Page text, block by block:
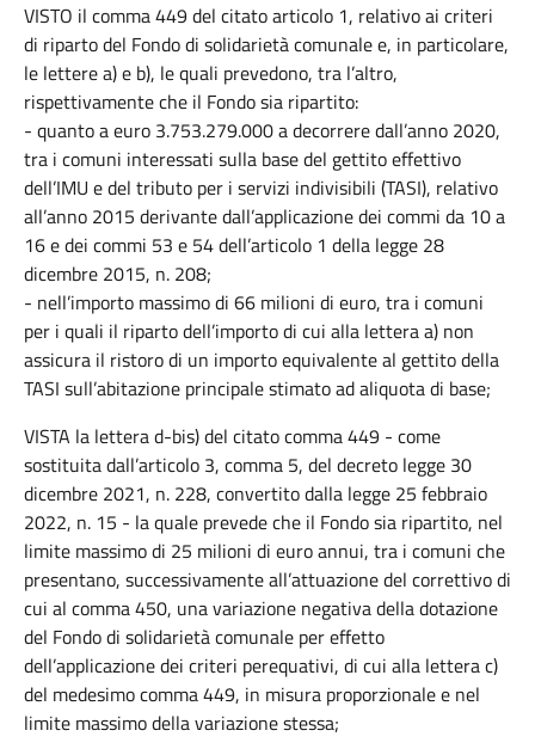
VISTO il comma 449 del citato articolo 1, relativo ai criteri
di riparto del Fondo di solidarietà comunale e, in particolare,
le lettere a) e b), le quali prevedono, tra l’altro,
rispettivamente che il Fondo sia ripartito:
- quanto a euro 3.753.279.000 a decorrere dall’anno 2020,
tra i comuni interessati sulla base del gettito effettivo
dell’IMU e del tributo per i servizi indivisibili (TASI), relativo
all’anno 2015 derivante dall’applicazione dei commi da 10 a
16 e dei commi 53 e 54 dell’articolo 1 della legge 28
dicembre 2015, n. 208;
- nell’importo massimo di 66 milioni di euro, tra i comuni
per i quali il riparto dell’importo di cui alla lettera a) non
assicura il ristoro di un importo equivalente al gettito della
TASI sull’abitazione principale stimato ad aliquota di base;
VISTA la lettera d-bis) del citato comma 449 - come
sostituita dall’articolo 3, comma 5, del decreto legge 30
dicembre 2021, n. 228, convertito dalla legge 25 febbraio
2022, n. 15 - la quale prevede che il Fondo sia ripartito, nel
limite massimo di 25 milioni di euro annui, tra i comuni che
presentano, successivamente all’attuazione del correttivo di
cui al comma 450, una variazione negativa della dotazione
del Fondo di solidarietà comunale per effetto
dell’applicazione dei criteri perequativi, di cui alla lettera c)
del medesimo comma 449, in misura proporzionale e nel
limite massimo della variazione stessa;